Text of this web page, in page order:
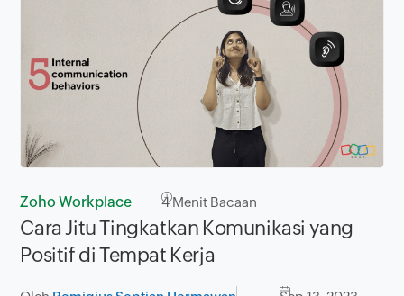
Zoho Workplace 4Menit Bacaan
Cara Jitu Tingkatkan Komunikasi yang
Positif di Tempat Kerja